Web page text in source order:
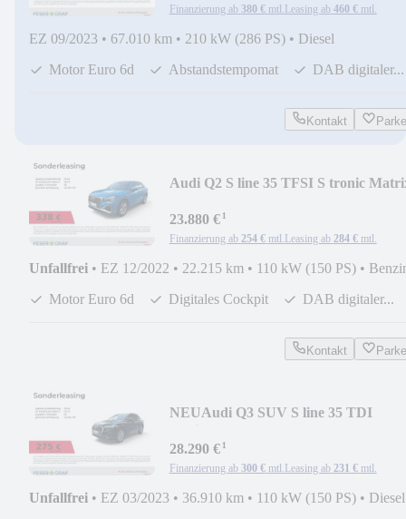
Finanzierung ab 380 € mtl. Leasing ab 460 € mtl.
EZ 09/2023 • 67.010 km • 210 kW (286 PS) • Diesel
Motor Euro 6d
Abstandstempomat DAB digitaler...
Kontakt
Audi Q2 S line 35 TFSI S tronic
23.880 €¹
Finanzierung ab 254 € mtl. Leasing ab 284 € mtl.
Unfallfrei • EZ 12/2022 • 22.215 km • 110 kW (150 PS) •
Motor Euro 6d
Digitales Cockpit DAB digitaler...
Kontakt
NEUAudi Q3 SUV S line 35 TDI
28.290 €¹
Finanzierung ab 300 € mtl. Leasing ab 231 € mtl.
Unfallfrei • EZ 03/2023 • 36.910 km • 110 kW (150 PS) • Diesel